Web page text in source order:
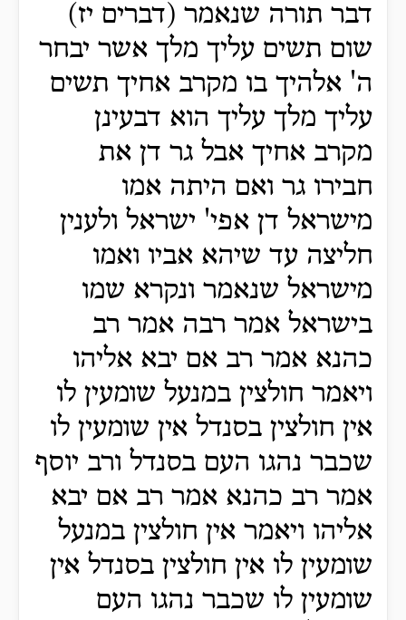
דבר תורה שנאמר (דברים יז)
שום תשים עליך מלך אשר יבחר
ה' אלהיך בו מקרב אחיך תשים
עליך מלך עליך הוא דבעינן
מקרב אחיך אבל גר דן את
חבירו גר ואם היתה אמו
מישראל דן אפי' ישראל ולענין
חליצה עד שיהא אביו ואמו
מישראל שנאמר ונקרא שמו
בישראל אמר רבה אמר רב
כהנא אמר רב אם יבא אליהו
ויאמר חולצין במנעל שומעין לו
אין חולצין בסנדל אין שומעין לו
שכבר נהגו העם בסנדל ורב יוסף
אמר רב כהנא אמר רב אם יבא
אליהו ויאמר אין חולצין במנעל
שומעין לו אין חולצין בסנדל אין
שומעין לו שכבר נהגו העם